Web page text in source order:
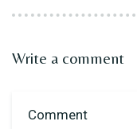
Write a comment